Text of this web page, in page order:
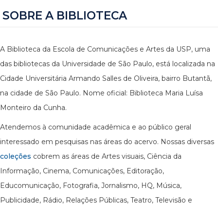
SOBRE A BIBLIOTECA
A Biblioteca da Escola de Comunicações e Artes da USP, uma
das bibliotecas da Universidade de São Paulo, está localizada na
Cidade Universitária Armando Salles de Oliveira, bairro Butantã,
na cidade de São Paulo. Nome oficial: Biblioteca Maria Luísa
Monteiro da Cunha.
Atendemos à comunidade acadêmica e ao público geral
interessado em pesquisas nas áreas do acervo. Nossas diversas
coleções cobrem as áreas de Artes visuais, Ciência da
Informação, Cinema, Comunicações, Editoração,
Educomunicação, Fotografia, Jornalismo, HQ, Música,
Publicidade, Rádio, Relações Públicas, Teatro, Televisão e